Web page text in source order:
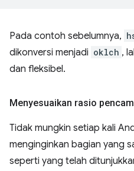
Pada contoh sebelumnya,
dikonversi menjadi oklch ,
dan fleksibel.
Menyesuaikan rasio
Tidak mungkin setiap kali
menginginkan bagian yang
seperti yang telah